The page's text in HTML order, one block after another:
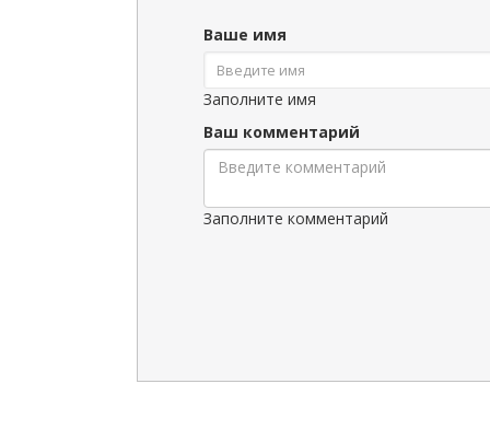
Ваше имя
Заполните имя
Ваш комментарий
Заполните комментарий